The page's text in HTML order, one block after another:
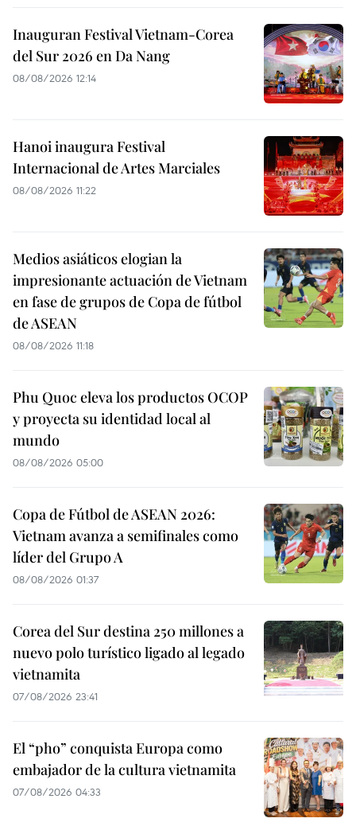
Inauguran Festival Vietnam-Corea
del Sur 2026 en Da Nang
08/08/2026 12:14
Hanoi inaugura Festival
Internacional de Artes Marciales
08/08/2026 11:22
Medios asiáticos elogian la
impresionante actuación de Vietnam
en fase de grupos de Copa de fútbol
de ASEAN
08/08/2026 11:18
Phu Quoc eleva los productos OCOP
y proyecta su identidad local al
mundo
08/08/2026 05:00
Copa de Fútbol de ASEAN 2026:
Vietnam avanza a semifinales como
líder del Grupo A
08/08/2026 01:37
Corea del Sur destina 250 millones a
nuevo polo turístico ligado al legado
vietnamita
07/08/2026 23:41
El “pho” conquista Europa como
embajador de la cultura vietnamita
07/08/2026 04:33